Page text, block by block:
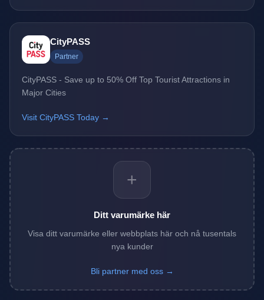
CityPASS
Partner
CityPASS - Save up to 50% Off Top Tourist Attractions in
Major Cities
Visit CityPASS Today →
+
Ditt varumärke här
Visa ditt varumärke eller webbplats här och nå tusentals
nya kunder
Bli partner med oss →